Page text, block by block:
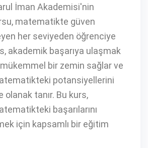
İman Akademisi'nin
matematikte güven
her seviyeden öğrenciye
akademik başarıya ulaşmak
bir zemin sağlar ve
potansiyellerini
tanır. Bu kurs,
başarılarını
için kapsamlı bir eğitim